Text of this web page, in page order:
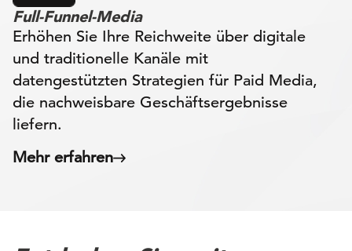
Full-Funnel-Media
Erhöhen Sie Ihre Reichweite über digitale
und traditionelle Kanäle mit
datengestützten Strategien für Paid Media,
die nachweisbare Geschäftsergebnisse
liefern.
Mehr erfahren